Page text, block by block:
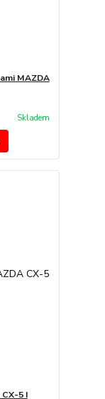
MAZDA
Skladem
5 I